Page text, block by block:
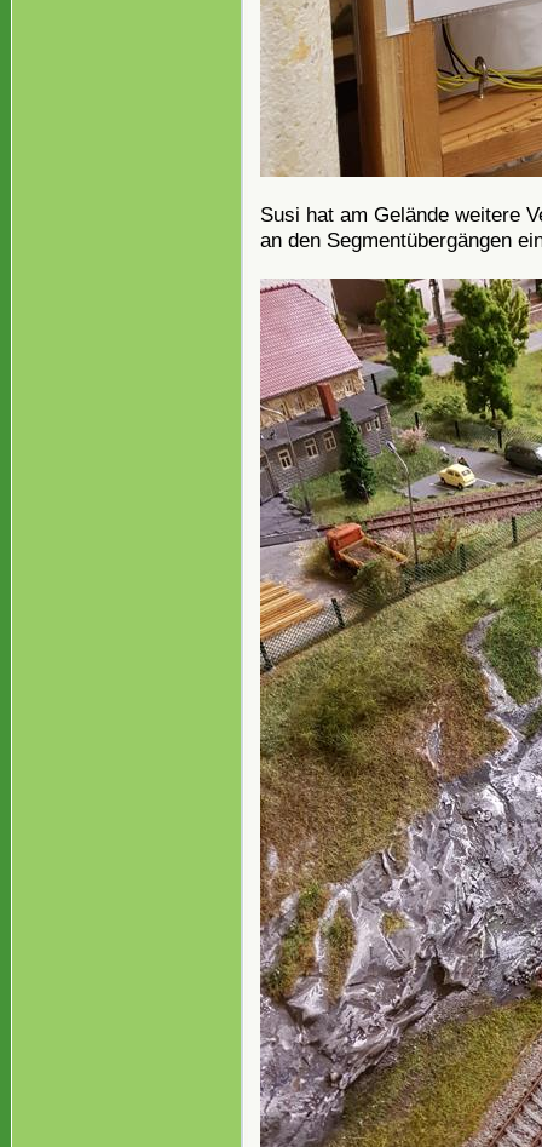
Susi hat am Gelände weitere
an den Segmentübergängen